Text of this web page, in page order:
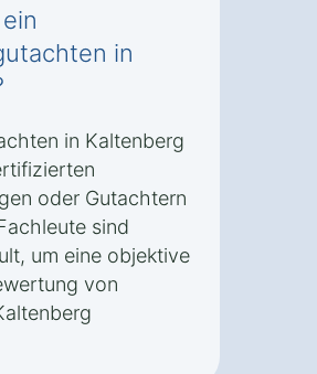
in
in Kaltenberg
oder Gutachtern
sind
um eine objektive
von